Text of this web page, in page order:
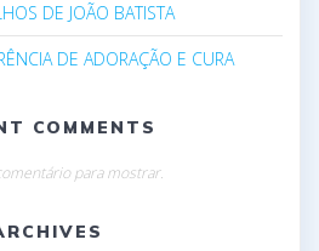
DE JOÃO BATISTA
DE ADORAÇÃO E CURA
COMMENTS
para mostrar.